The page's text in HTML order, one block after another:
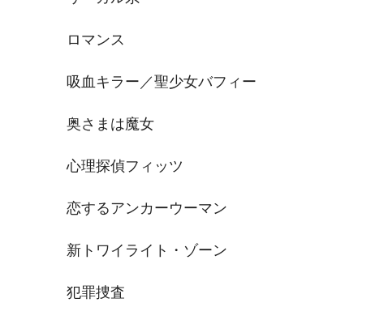
ロマンス
吸血キラー／聖少女バフィー
奥さまは魔女
心理探偵フィッツ
恋するアンカーウーマン
新トワイライト・ゾーン
犯罪捜査